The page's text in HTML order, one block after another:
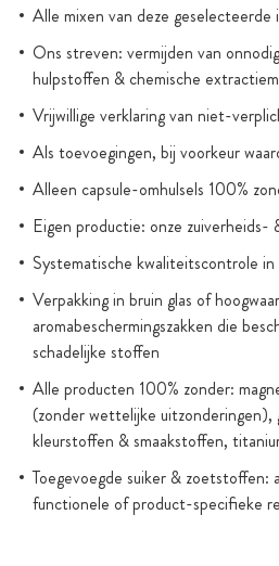
Alle mixen van deze
Ons streven: vermijden van
hulpstoffen & chemische
Vrijwillige verklaring van niet-
Als toevoegingen, bij voorkeur
Alleen capsule-omhulsels 100%
Eigen productie: onze zuiverheids-
Systematische kwaliteitscontrole
Verpakking in bruin glas of
aromabeschermingszakken die
schadelijke stoffen
Alle producten 100% zonder:
(zonder wettelijke uitzonderingen),
kleurstoffen & smaakstoffen,
Toegevoegde suiker & zoetstoffen:
functionele of product-specifieke